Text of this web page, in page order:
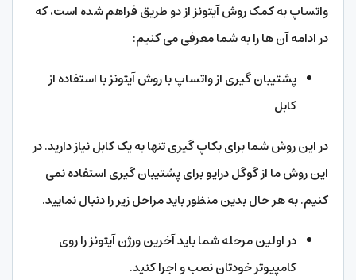
واتساپ به کمک روش آیتونز از دو طریق فراهم شده است، که
در ادامه آن ها را به شما معرفی می کنیم:
پشتیبان گیری از واتساپ با روش آیتونز با استفاده از
کابل
در این روش شما برای بکاپ گیری تنها به یک کابل نیاز دارید. در
این روش ما از گوگل درایو برای پشتیبان گیری استفاده نمی
کنیم. به هر حال بدین منظور باید مراحل زیر را دنبال نمایید.
در اولین مرحله شما باید آخرین ورژن آیتونز را روی
کامپیوتر خودتان نصب و اجرا کنید.